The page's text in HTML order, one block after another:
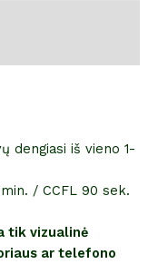
dengiasi iš vieno 1-
/ CCFL 90 sek.
tik vizualinė
ar telefono